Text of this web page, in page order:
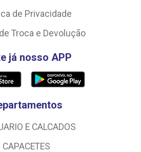
de Privacidade
Troca e Devolução
já nosso APP
E CALCADOS
CAPACETES